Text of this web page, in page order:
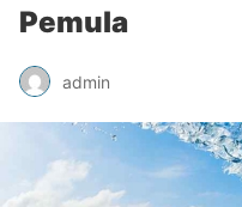
Pemula
admin